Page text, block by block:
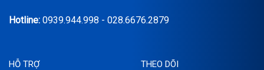
Hotline: 0939.944.998 - 028.6676.2879
HỖ TRỢ THEO DÕI